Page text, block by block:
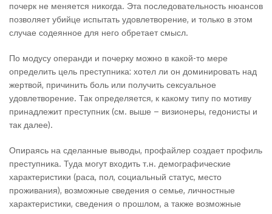
почерк не меняется никогда. Эта последовательность нюансов
позволяет убийце испытать удовлетворение, и только в этом
случае содеянное для него обретает смысл.
По модусу операнди и почерку можно в какой-то мере
определить цель преступника: хотел ли он доминировать над
жертвой, причинить боль или получить сексуальное
удовлетворение. Так определяется, к какому типу по мотиву
принадлежит преступник (см. выше – визионеры, гедонисты и
так далее).
Опираясь на сделанные выводы, профайлер создает профиль
преступника. Туда могут входить т.н. демографические
характеристики (раса, пол, социальный статус, место
проживания), возможные сведения о семье, личностные
характеристики, сведения о прошлом, а также возможные